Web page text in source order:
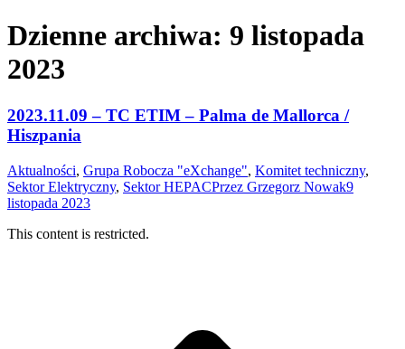
Dzienne archiwa: 9 listopada
2023
2023.11.09 – TC ETIM – Palma de Mallorca /
Hiszpania
Aktualności, Grupa Robocza "eXchange", Komitet techniczny,
Sektor Elektryczny, Sektor HEPACPrzez Grzegorz Nowak9
listopada 2023
This content is restricted.